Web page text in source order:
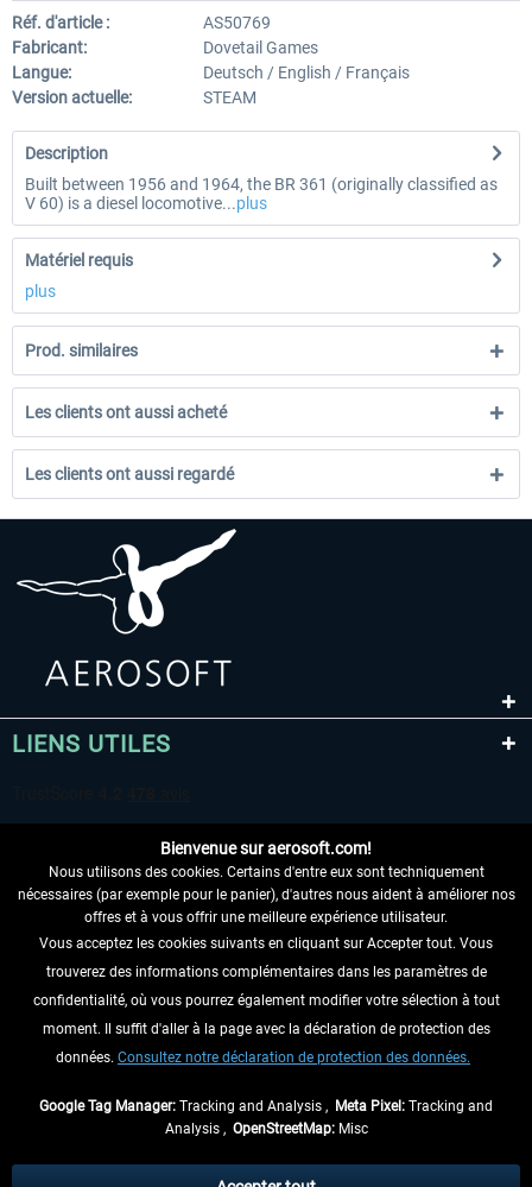
Réf. d'article :
AS50769
Fabricant:
Dovetail Games
Langue:
Deutsch / English / Français
Version actuelle:
STEAM
Description
Built between 1956 and 1964, the BR 361 (originally classified as
V 60) is a diesel locomotive...plus
Matériel requis
plus
Prod. similaires
Les clients ont aussi acheté
Les clients ont aussi regardé
LIENS UTILES
RENONCER AU CONTRAT ICI
INFORMATIONS
NE MANQUEZ PAS LES DERNIÈRES
échéant, frais de remboursement, si aucune description contraire.
Bienvenue sur aerosoft.com!
Nous utilisons des cookies. Certains d'entre eux sont techniquement
nécessaires (par exemple pour le panier), d'autres nous aident à améliorer nos
offres et à vous offrir une meilleure expérience utilisateur.
Vous acceptez les cookies suivants en cliquant sur Accepter tout. Vous
trouverez des informations complémentaires dans les paramètres de
confidentialité, où vous pourrez également modifier votre sélection à tout
moment. Il suffit d'aller à la page avec la déclaration de protection des
données. Consultez notre déclaration de protection des données.
Google Tag Manager: Tracking and Analysis , Meta Pixel: Tracking and
Analysis , OpenStreetMap:Misc